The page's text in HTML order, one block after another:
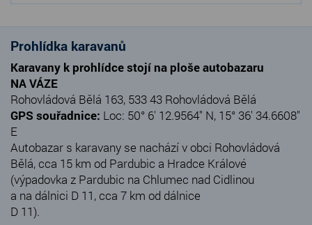
Prohlídka karavanů
Karavany k prohlídce stojí na ploše autobazaru
NA VÁZE
Rohovládová Bělá 163, 533 43 Rohovládová Bělá
GPS souřadnice: Loc: 50° 6' 12.9564" N, 15° 36' 34.6608"
E
Autobazar s karavany se nachází v obci Rohovládová
Bělá, cca 15 km od Pardubic a Hradce Králové
(výpadovka z Pardubic na Chlumec nad Cidlinou
a na dálnici D 11, cca 7 km od dálnice
D 11).